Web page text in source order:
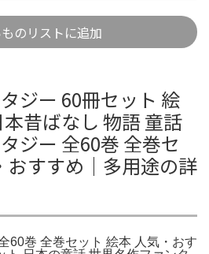
のリストに追加
ジー 60冊セット 絵
昔ばなし 物語 童話
ジー 全60巻 全巻セ
おすすめ｜多用途の詳
60巻 全巻セット 絵本 人気・おす